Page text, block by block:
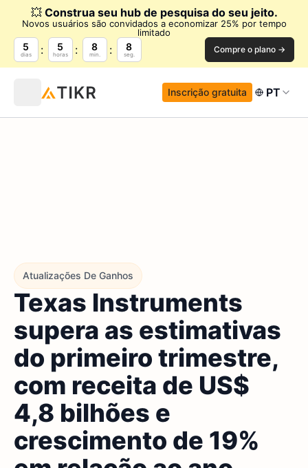
💥 Construa seu hub de pesquisa do seu jeito.
Novos usuários são convidados a economizar 25% por tempo
limitado
5
dias
5
horas
8
min.
7
seg. Compre o plano →
Inscrição gratuita PT
Atualizações De Ganhos
Texas Instruments
supera as estimativas
do primeiro trimestre,
com receita de US$
4,8 bilhões e
crescimento de 19%